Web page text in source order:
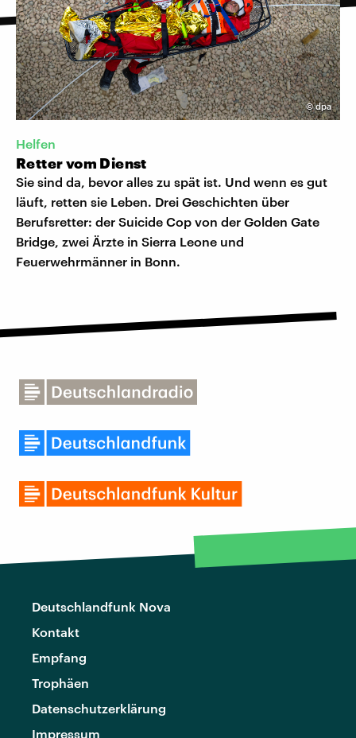
©dpa
Helfen
Retter vom Dienst
Sie sind da, bevor alles zu spät ist. Und wenn es gut
läuft, retten sie Leben. Drei Geschichten über
Berufsretter: der Suicide Cop von der Golden Gate
Bridge, zwei Ärzte in Sierra Leone und
Feuerwehrmänner in Bonn.
Deutschlandfunk Nova
Kontakt
Empfang
Trophäen
Datenschutzerklärung
Impressum